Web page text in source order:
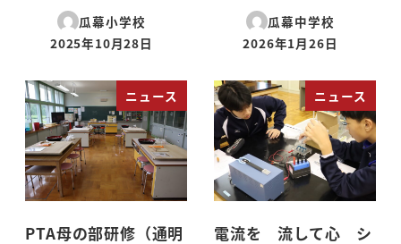
瓜幕小学校
投稿日
2025年10月28日
瓜幕中学校
投稿日
2026年1月26日
ニュース
PTA母の部研修（通明
ニュース
電流を 流して心 シ